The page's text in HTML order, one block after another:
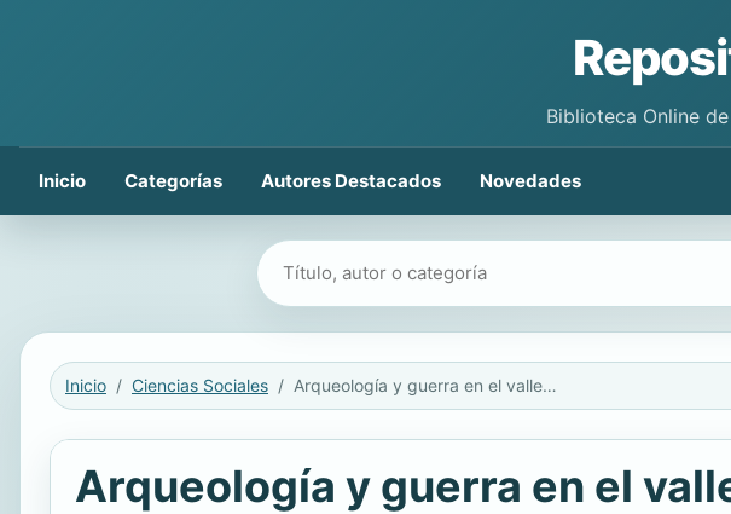
Biblioteca Online
Inicio Categorías Autores Destacados Novedades
Buscar libros
Inicio Ciencias Sociales Arqueología y guerra en el valle de Aburrá
Arqueología y guerra en el